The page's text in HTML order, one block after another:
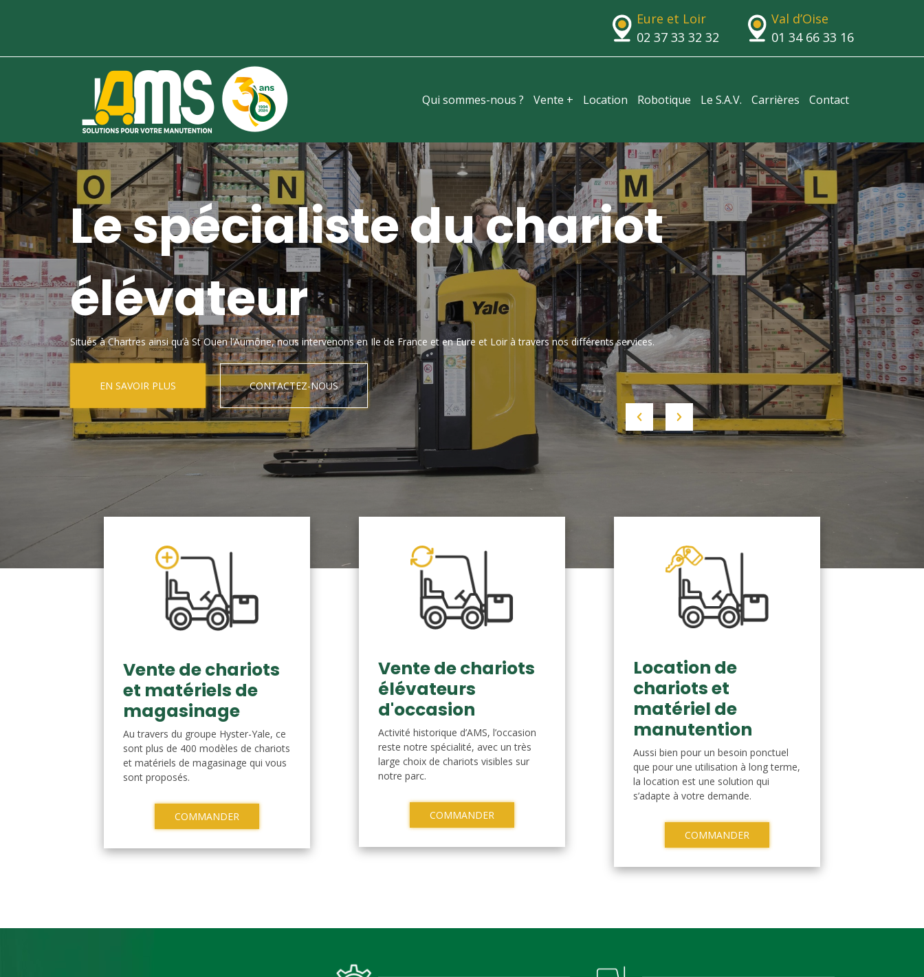
Eure et Loir
02 37 33 32 32
Val d’Oise
01 34 66 33 16
Qui sommes-nous ? Vente + Location Robotique Le S.A.V. Carrières Contact
Le spécialiste du chariot
élévateur
Situés à Chartres ainsi qu’à St Ouen l’Aumône, nous intervenons en Ile de France et en Eure et Loir à travers nos différents services.
EN SAVOIR PLUS CONTACTEZ-NOUS
Vente de chariots
et matériels de
magasinage
Au travers du groupe Hyster-Yale, ce
sont plus de 400 modèles de chariots
et matériels de magasinage qui vous
sont proposés.
COMMANDER
Vente de chariots
élévateurs
d'occasion
Activité historique d’AMS, l’occasion
reste notre spécialité, avec un très
large choix de chariots visibles sur
notre parc.
COMMANDER
Location de
chariots et
matériel de
manutention
Aussi bien pour un besoin ponctuel
que pour une utilisation à long terme,
la location est une solution qui
s’adapte à votre demande.
COMMANDER